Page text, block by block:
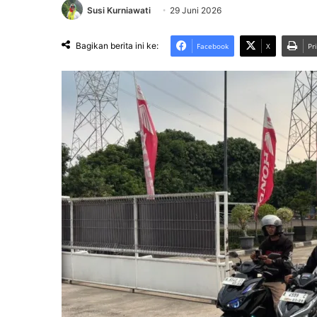
Susi Kurniawati 29 Juni 2026
Bagikan berita ini ke: Facebook X